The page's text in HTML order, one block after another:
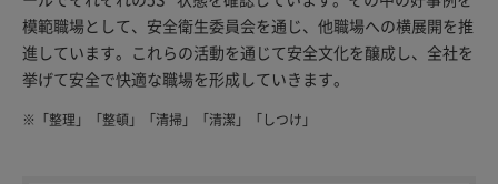
模範職場として、安全衛生委員会を通じ、他職場への横展開を推
進しています。これらの活動を通じて安全文化を醸成し、全社を
挙げて安全で快適な職場を形成していきます。
※ 「整理」「整頓」「清掃」「清潔」「しつけ」